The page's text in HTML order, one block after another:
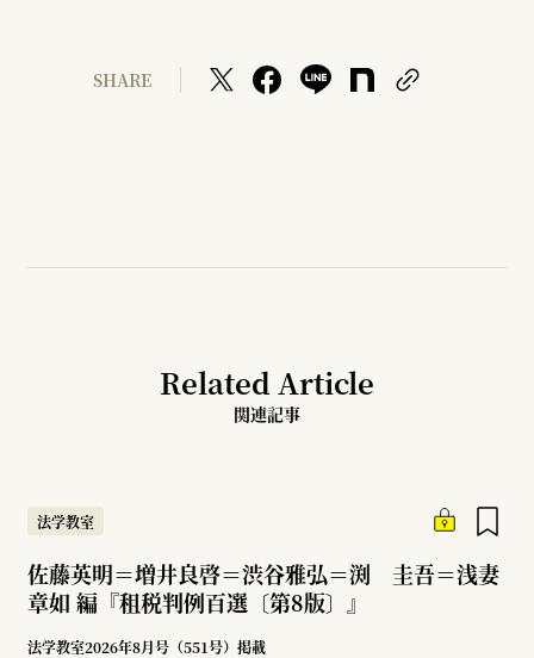
SHARE
Related Article
関連記事
法学教室
佐藤英明＝増井良啓＝渋谷雅弘＝渕 圭吾＝浅妻
章如 編『租税判例百選〔第8版〕』
法学教室2026年8月号（551号）掲載